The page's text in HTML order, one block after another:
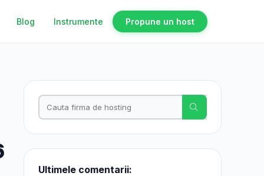
Blog Instrumente Propune un host
Ultimele comentarii: